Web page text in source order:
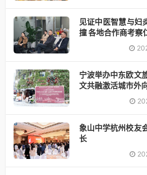
见证中医智慧与妇
撞 各地合作商考
宁波举办中东欧文
文共融激活城市外
象山中学杭州校友
长